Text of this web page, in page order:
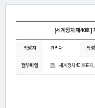
[세계정치 제40호]
작성자 관리자 작
첨부파일 세계정치40호표지
연